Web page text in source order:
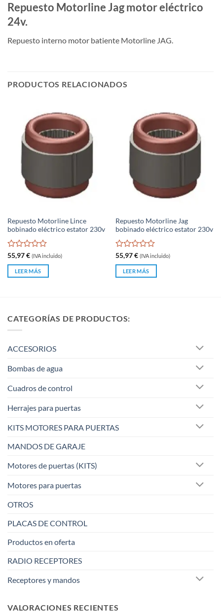
Repuesto Motorline Jag motor eléctrico
24v.
Repuesto interno motor batiente Motorline JAG.
PRODUCTOS RELACIONADOS
Repuesto Motorline Lince
bobinado eléctrico estator 230v
Valorado
con
de
55,97€ (IVA incluido)
LEER MÁS
Repuesto Motorline Jag
bobinado eléctrico estator 230v
Valorado
con
de
55,97€ (IVA incluido)
LEER MÁS
CATEGORÍAS DE PRODUCTOS:
ACCESORIOS
Bombas de agua
Cuadros de control
Herrajes para puertas
KITS MOTORES PARA PUERTAS
MANDOS DE GARAJE
Motores de puertas (KITS)
Motores para puertas
OTROS
PLACAS DE CONTROL
Productos en oferta
RADIO RECEPTORES
Receptores y mandos
VALORACIONES RECIENTES